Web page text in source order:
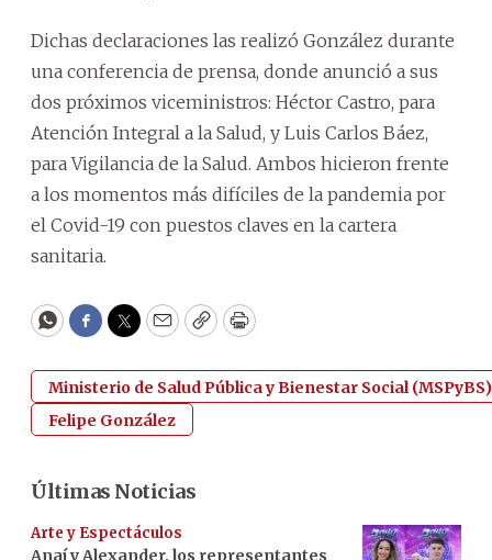
Dichas declaraciones las realizó González durante
una conferencia de prensa, donde anunció a sus
dos próximos viceministros: Héctor Castro, para
Atención Integral a la Salud, y Luis Carlos Báez,
para Vigilancia de la Salud. Ambos hicieron frente
a los momentos más difíciles de la pandemia por
el Covid-19 con puestos claves en la cartera
sanitaria.
WhatsApp
Facebook
Twitter
EmailCopyPrint
Ministerio de Salud Pública y Bienestar Social (MSPyBS)
Felipe González
Últimas Noticias
Arte y Espectáculos
Anaí y Alexander, los representantes